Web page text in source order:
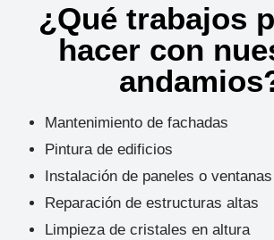
¿Qué trabajos
hacer con
Mantenimiento de fachadas
Pintura de edificios
Instalación de paneles o ventanas
Reparación de estructuras altas
Limpieza de cristales en altura